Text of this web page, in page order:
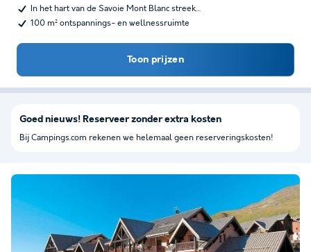
In het hart van de Savoie Mont Blanc streek…
100 m² ontspannings- en wellnessruimte
Toon prijzen
Goed nieuws! Reserveer zonder extra kosten
Bij Campings.com rekenen we helemaal geen reserveringskosten!